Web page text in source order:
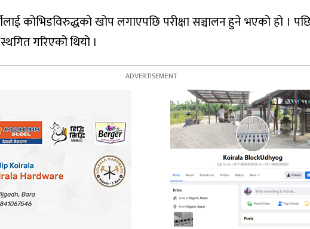
कोभिडविरुद्धको खोप लगाएपछि परीक्षा सञ्चालन हुने भएको हो ।
गरिएको थियो ।